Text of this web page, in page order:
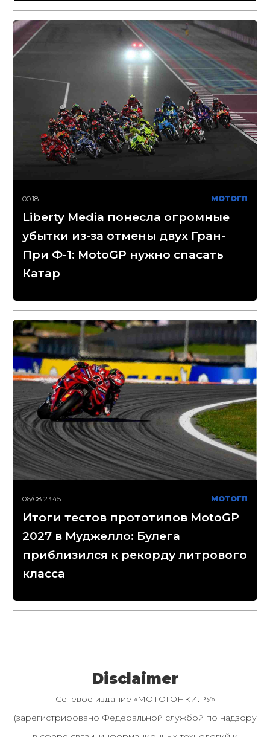
00:18 МОТОГП
Liberty Media понесла огромные
убытки из-за отмены двух Гран-
При Ф-1: MotoGP нужно спасать
Катар
06/08 23:45 МОТОГП
Итоги тестов прототипов MotoGP
2027 в Муджелло: Булега
приблизился к рекорду литрового
класса
Disclaimer
Сетевое издание «МОТОГОНКИ.РУ»
(зарегистрировано Федеральной службой по надзору